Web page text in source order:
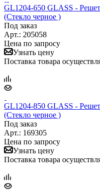
GL1204-650 GLASS -
(Стекло черное )
Под заказ
Арт.: 205058
Цена по запросу
Узнать цену
Поставка товара
GL1204-850 GLASS -
(Стекло черное )
Под заказ
Арт.: 169305
Цена по запросу
Узнать цену
Поставка товара